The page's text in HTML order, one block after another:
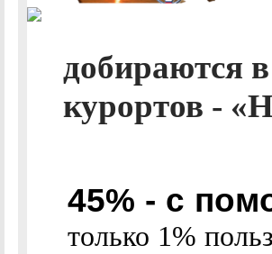
добираются
курортов -
45% - с
только 1%